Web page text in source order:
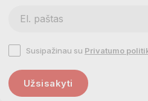
Susipažinau su Privatumo
Užsisakyti